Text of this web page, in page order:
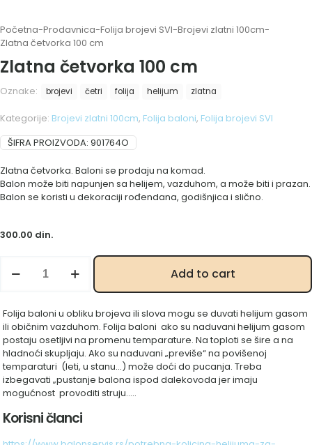
Početna-Prodavnica-Folija brojevi SVI-Brojevi zlatni 100cm-
Zlatna četvorka 100 cm
Zlatna četvorka 100 cm
Oznake: brojevi četri folija helijum zlatna
Kategorije: Brojevi zlatni 100cm, Folija baloni, Folija brojevi SVI
ŠIFRA PROIZVODA: 901764O
Zlatna četvorka. Baloni se prodaju na komad.
Balon može biti napunjen sa helijem, vazduhom, a može biti i prazan.
Balon se koristi u dekoraciji rođendana, godišnjica i slično.
300.00 din.
četvorka
količina
Add to cart
Folija baloni u obliku brojeva ili slova mogu se duvati helijum gasom
ili običnim vazduhom. Folija baloni ako su naduvani helijum gasom
postaju osetljivi na promenu temparature. Na toploti se šire a na
hladnoći skupljaju. Ako su naduvani „previše“ na povišenoj
temparaturi (leti, u stanu…) može doći do pucanja. Treba
izbegavati „pustanje balona ispod dalekovoda jer imaju
mogućnost provoditi struju…..
Korisni članci